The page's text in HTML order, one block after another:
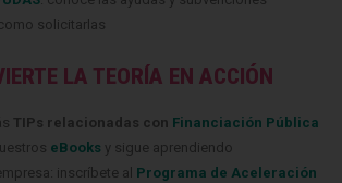
solicitarlas
LA TEORÍA EN ACCIÓN
TIPs relacionadas con Financiación Pública
eBooks y sigue aprendiendo
inscríbete al Programa de Aceleración